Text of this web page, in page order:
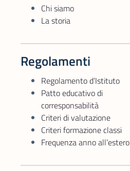
Chi siamo
La storia
Regolamenti
Regolamento d’Istituto
Patto educativo di
corresponsabilità
Criteri di valutazione
Criteri formazione classi
Frequenza anno all’estero